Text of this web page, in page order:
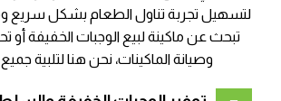
لتسهيل تجربة تناول الطعام بشكل سريع
تبحث عن ماكينة لبيع الوجبات الخفيفة أو
وصيانة الماكينات، نحن هنا لتلبية جميع